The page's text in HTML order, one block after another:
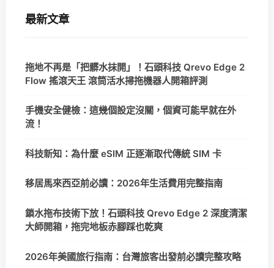
最新文章
拖地不再是「把髒水抹開」！石頭科技 Qrevo Edge 2
Flow 搖滾天王 滾筒活水掃拖機器人開箱評測
手機安全健檢：這幾個設定沒關，個資可能早就在外
流！
科技新知：為什麼 eSIM 正逐漸取代傳統 SIM 卡
移居馬來西亞前必讀：2026年生活費用完整指南
鎖水拖布技術下放！石頭科技 Qrevo Edge 2 深度清潔
大師開箱，拖完地板赤腳踩也乾爽
2026年美國旅行指南：台灣旅客出發前必讀完整攻略